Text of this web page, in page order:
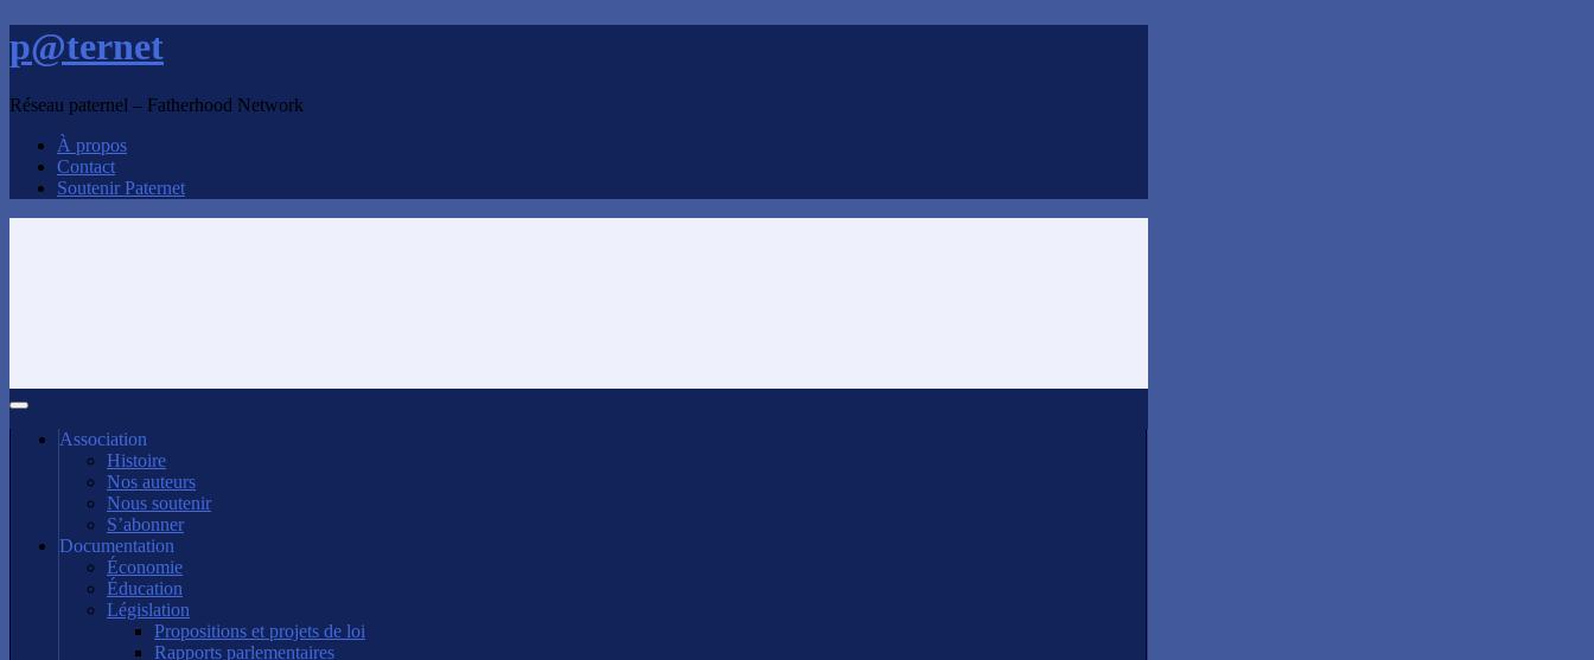
p@ternet
Réseau paternel – Fatherhood Network
À propos
Contact
Soutenir Paternet
Association
Histoire
Nos auteurs
Nous soutenir
S’abonner
Documentation
Économie
Éducation
Législation
Propositions et projets de loi
Rapports parlementaires